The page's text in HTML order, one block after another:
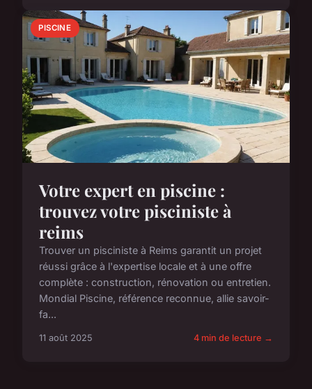
PISCINE
Votre expert en piscine :
trouvez votre pisciniste à
reims
Trouver un pisciniste à Reims garantit un projet
réussi grâce à l'expertise locale et à une offre
complète : construction, rénovation ou entretien.
Mondial Piscine, référence reconnue, allie savoir-
fa...
11 août 2025 4 min de lecture →